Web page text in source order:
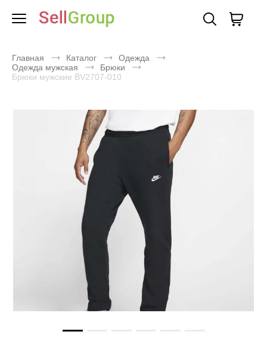
Главная Каталог
Одежда
Одежда мужская
Брюки
Брюки мужские BV2707-010